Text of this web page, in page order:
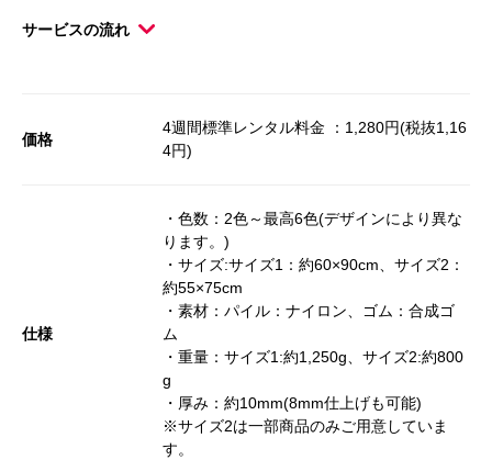
サービスの流れ
価格
4週間標準レンタル料金 ：1,280円(税抜1,16
4円)
仕様
・色数：2色～最高6色(デザインにより異な
ります。)
・サイズ:サイズ1：約60×90cm、サイズ2：
約55×75cm
・素材：パイル：ナイロン、ゴム：合成ゴ
ム
・重量：サイズ1:約1,250g、サイズ2:約800
g
・厚み：約10mm(8mm仕上げも可能)
※サイズ2は一部商品のみご用意していま
す。